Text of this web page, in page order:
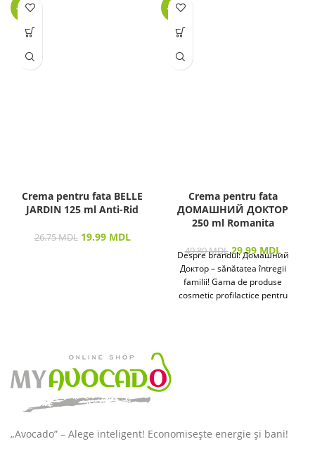
-25%
Crema pentru fata BELLE
JARDIN 125 ml Anti-Rid
26.75MDL 19.99 MDL
-40%
Crema pentru fata
ДОМАШНИЙ ДОКТОР
250 ml Romanita
49.80MDL 29.99 MDL
Despre brandul: Домашний
Доктор – sănătatea întregii
familii! Gama de produse
cosmetic profilactice pentru
„Avocado” – Alege inteligent! Economisește energie și bani!